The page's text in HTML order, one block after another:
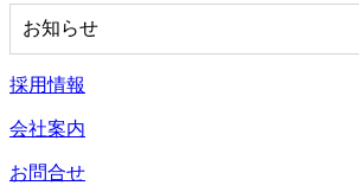
お知らせ
採用情報
会社案内
お問合せ